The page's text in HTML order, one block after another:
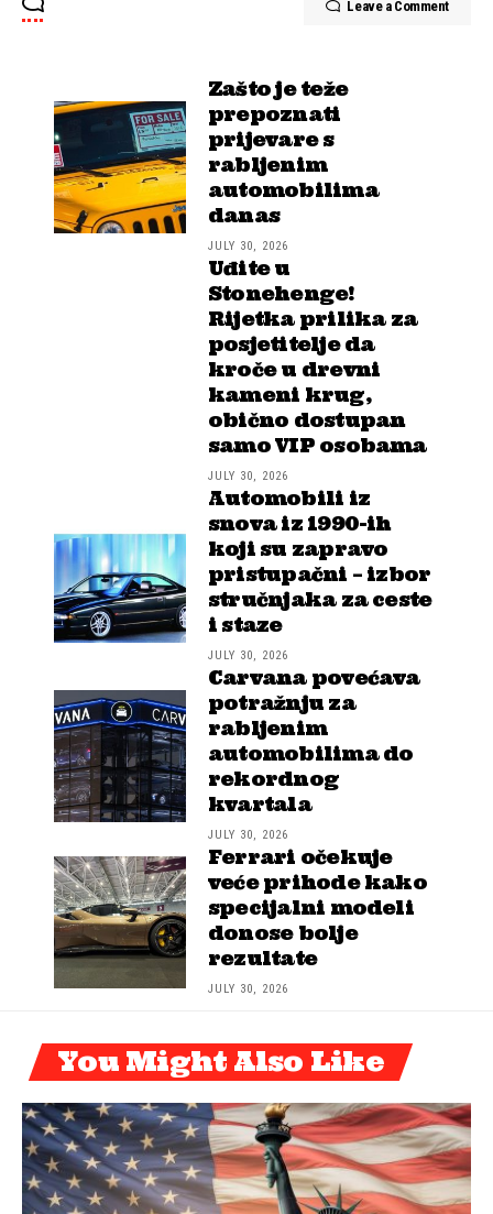
Leave a Comment
Zašto je teže
prepoznati
prijevare s
rabljenim
automobilima
danas
JULY 30, 2026
Uđite u
Stonehenge!
Rijetka prilika za
posjetitelje da
kroče u drevni
kameni krug,
obično dostupan
samo VIP osobama
JULY 30, 2026
Automobili iz
snova iz 1990-ih
koji su zapravo
pristupačni – izbor
stručnjaka za ceste
i staze
JULY 30, 2026
Carvana povećava
potražnju za
rabljenim
automobilima do
rekordnog
kvartala
JULY 30, 2026
Ferrari očekuje
veće prihode kako
specijalni modeli
donose bolje
rezultate
JULY 30, 2026
You Might Also Like